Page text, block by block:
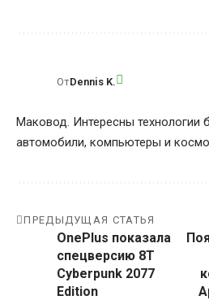
ОтDennis K.
Маковод. Интересны технологии
автомобили, компьютеры и
ПРЕДЫДУЩАЯ СТАТЬЯ
OnePlus показала
спецверсию 8T
Cyberpunk 2077
Edition